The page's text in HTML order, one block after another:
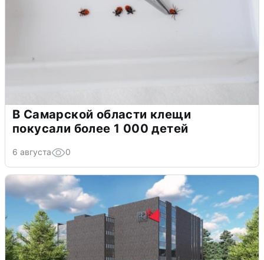
В Самарской области клещи
покусали более 1 000 детей
6 августа 0